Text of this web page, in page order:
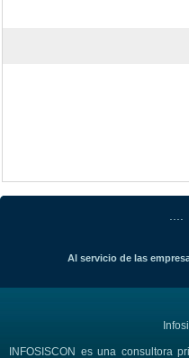
Al servicio de las
INFOSISCON es una consultora